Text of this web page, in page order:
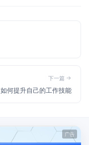
下一篇
如何提升自己的工作技能